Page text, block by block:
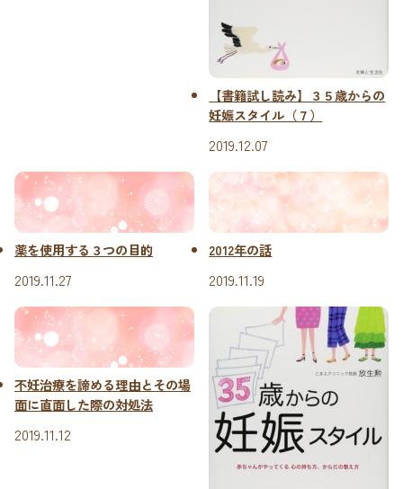
【書籍試し読み】３５歳からの
妊娠スタイル（７）
2019.12.07
薬を使用する３つの目的
2019.11.27
2012年の話
2019.11.19
不妊治療を諦める理由とその場
面に直面した際の対処法
2019.11.12